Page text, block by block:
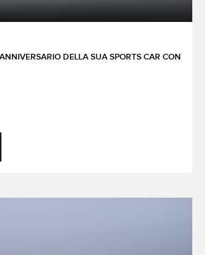
DELLA SUA SPORTS CAR CON